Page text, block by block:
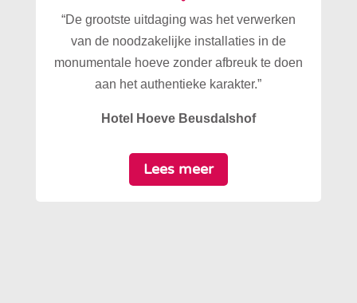
“De grootste uitdaging was het verwerken
van de noodzakelijke installaties in de
monumentale hoeve zonder afbreuk te doen
aan het authentieke karakter.”
Hotel Hoeve Beusdalshof
Lees meer